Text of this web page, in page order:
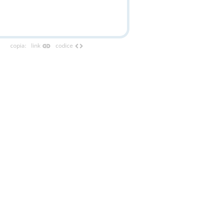
copia: link link codice code